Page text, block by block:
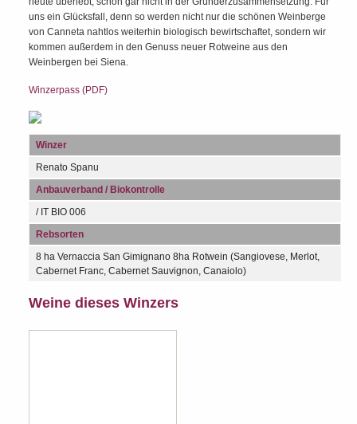
uns ein Glücksfall, denn so werden nicht nur die schönen Weinberge
von Canneta nahtlos weiterhin biologisch bewirtschaftet, sondern wir
kommen außerdem in den Genuss neuer Rotweine aus den
Weinbergen bei Siena.
Winzerpass (PDF)
Winzer
Renato Spanu
Anbauverband / Biokontrolle
/ IT BIO 006
Rebsorten
8 ha Vernaccia San Gimignano 8ha Rotwein (Sangiovese, Merlot,
Cabernet Franc, Cabernet Sauvignon, Canaiolo)
Weine dieses Winzers